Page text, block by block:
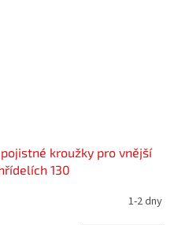
kroužky pro vnější
130
1-2 dny